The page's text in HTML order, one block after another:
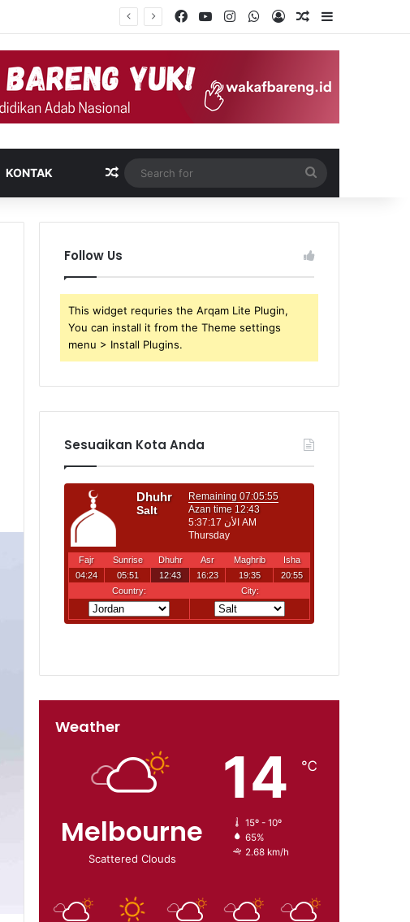
Facebook
YouTubeInstagramWhatsApp
Log InRandom Article
Sidebar
KONTAK Random Article
for
Follow Us
This widget requries the Arqam Lite Plugin,
You can install it from the Theme settings
menu > Install Plugins.
Sesuaikan Kota Anda
Weather
Melbourne
Scattered Clouds
14 ℃
15º - 10º
65%
2.68 km/h